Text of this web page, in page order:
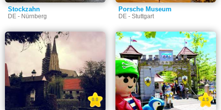
Stockzahn
DE - Nürnberg
Porsche Museum
DE - Stuttgart
0.0 4.5